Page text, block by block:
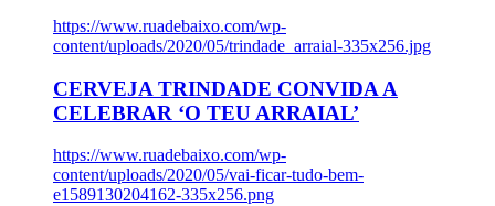
https://www.ruadebaixo.com/wp-
content/uploads/2020/05/trindade_arraial-335x256.jpg
CERVEJA TRINDADE CONVIDA A
CELEBRAR ‘O TEU ARRAIAL’
https://www.ruadebaixo.com/wp-
content/uploads/2020/05/vai-ficar-tudo-bem-
e1589130204162-335x256.png